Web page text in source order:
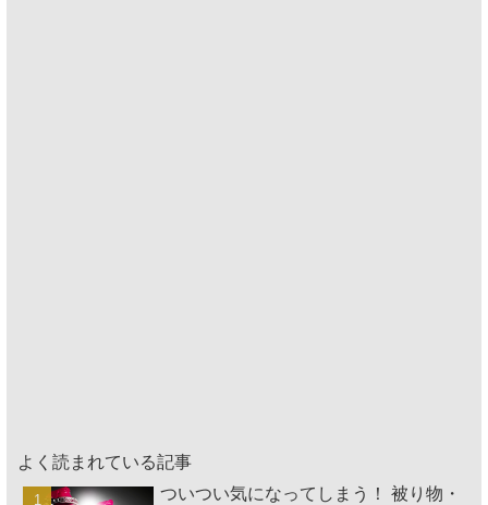
よく読まれている記事
ついつい気になってしまう！ 被り物・